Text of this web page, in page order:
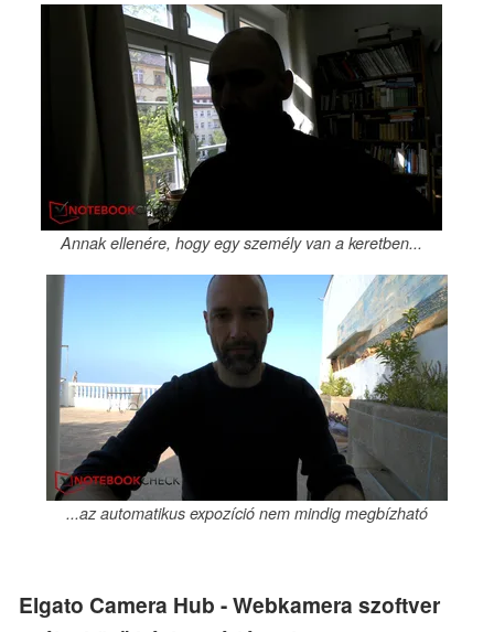
Annak ellenére, hogy egy személy van a keretben...
...az automatikus expozíció nem mindig megbízható
Elgato Camera Hub - Webkamera szoftver